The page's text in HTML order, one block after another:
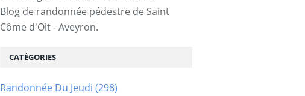
Blog de randonnée pédestre de Saint
Côme d'Olt - Aveyron.
CATÉGORIES
Randonnée Du Jeudi (298)